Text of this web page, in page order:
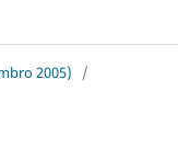
2005)
/